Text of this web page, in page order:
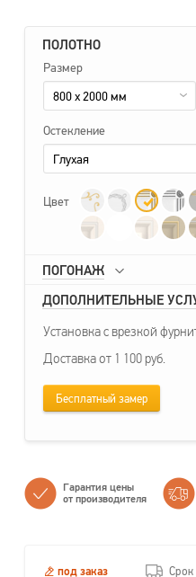
ПОЛОТНО
Размер
800 x 2000 мм
Остекление
Глухая
Цвет
ПОГОНАЖ
ДОПОЛНИТЕЛЬНЫЕ
Установка с врезкой
Доставка от 1 100 руб.
Бесплатный замер
Гарантия цены
от производителя
под заказ